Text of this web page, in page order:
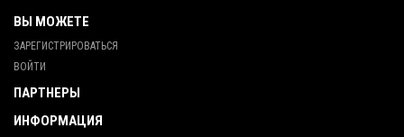
ВЫ МОЖЕТЕ
ЗАРЕГИСТРИРОВАТЬСЯ
ВОЙТИ
ПАРТНЕРЫ
ИНФОРМАЦИЯ